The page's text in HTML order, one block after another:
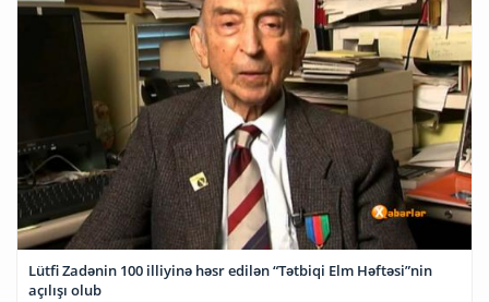
Lütfi Zadənin 100 illiyinə həsr edilən “Tətbiqi Elm Həftəsi”nin
açılışı olub